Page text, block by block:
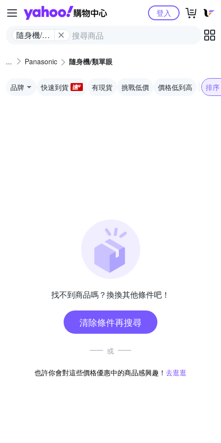
Yahoo購物中心
隨身機/類
登入
Panasonic 隨身機/類單眼
品牌 快速到貨 有現貨 挑戰低價 價格低到高 排序
找不到商品嗎？換換其他條件吧！
清除條件再搜尋
或
也許你會對這些價格優惠中的商品感興趣！ 去逛逛